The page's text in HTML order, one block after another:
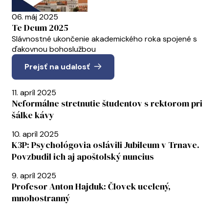
06. máj 2025
Te Deum 2025
Slávnostné ukončenie akademického roka spojené s
ďakovnou bohoslužbou
Prejsť na udalosť
11. apríl 2025
Neformálne stretnutie študentov s rektorom pri
šálke kávy
10. apríl 2025
K3P: Psychológovia oslávili Jubileum v Trnave.
Povzbudil ich aj apoštolský nuncius
9. apríl 2025
Profesor Anton Hajduk: Človek ucelený,
mnohostranný